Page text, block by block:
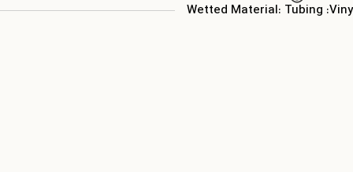
Wetted Material: Tubing :Viny